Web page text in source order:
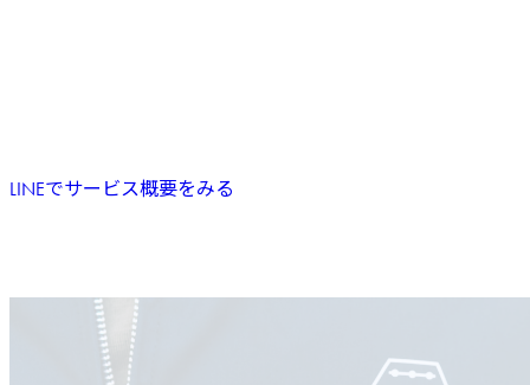
LINEでサービス概要をみる